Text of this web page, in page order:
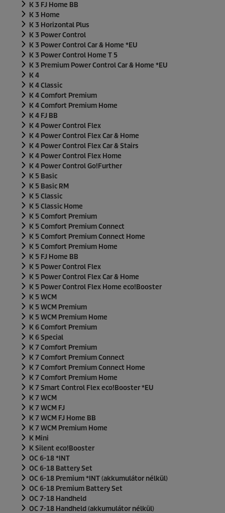
K 3 FJ Home BB
K 3 Home
K 3 Horizontal Plus
K 3 Power Control
K 3 Power Control Car & Home *EU
K 3 Power Control Home T 5
K 3 Premium Power Control Car & Home *EU
K 4
K 4 Classic
K 4 Comfort Premium
K 4 Comfort Premium Home
K 4 FJ BB
K 4 Power Control Flex
K 4 Power Control Flex Car & Home
K 4 Power Control Flex Car & Stairs
K 4 Power Control Flex Home
K 4 Power Control Go!Further
K 5 Basic
K 5 Basic RM
K 5 Classic
K 5 Classic Home
K 5 Comfort Premium
K 5 Comfort Premium Connect
K 5 Comfort Premium Connect Home
K 5 Comfort Premium Home
K 5 FJ Home BB
K 5 Power Control Flex
K 5 Power Control Flex Car & Home
K 5 Power Control Flex Home eco!Booster
K 5 WCM
K 5 WCM Premium
K 5 WCM Premium Home
K 6 Comfort Premium
K 6 Special
K 7 Comfort Premium
K 7 Comfort Premium Connect
K 7 Comfort Premium Connect Home
K 7 Comfort Premium Home
K 7 Smart Control Flexeco!Booster*EU
K 7 WCM
K 7 WCM FJ
K 7 WCM FJ Home BB
K 7 WCM Premium Home
K Mini
K Silent eco!Booster
OC 6-18 *INT
OC 6-18 Battery Set
OC 6-18 Premium *INT (akkumulátor nélkül)
OC 6-18 Premium Battery Set
OC 7-18 Handheld
OC 7-18 Handheld (akkumulátor nélkül)